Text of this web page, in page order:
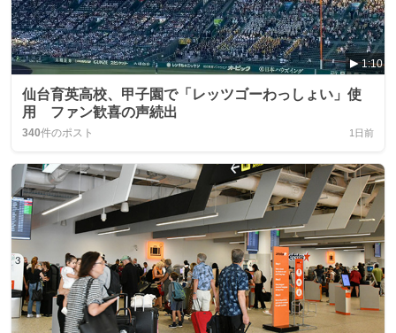
1:10
仙台育英高校、甲子園で「レッツゴーわっしょい」使
用 ファン歓喜の声続出
340件のポスト 1日前